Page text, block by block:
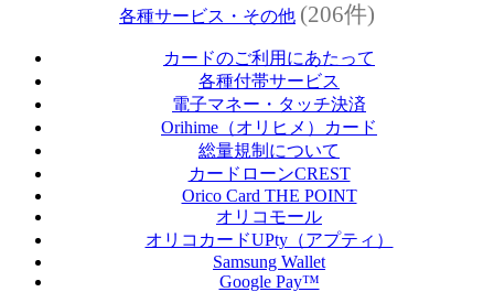
各種サービス・その他 (206件)
カードのご利用にあたって
各種付帯サービス
電子マネー・タッチ決済
Orihime（オリヒメ）カード
総量規制について
カードローンCREST
Orico Card THE POINT
オリコモール
オリコカードUPty（アプティ）
Samsung Wallet
Google Pay™